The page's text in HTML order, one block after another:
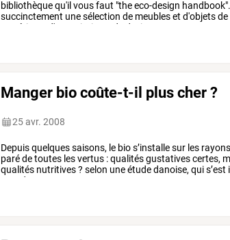
bibliothèquequ'il vousfaut "theeco-design
succinctement unesélection de meubleset d'objetsde
matériaux,
d'associations, de designers...
Manger bio coûte-t-il plus cher ?
25 avr. 2008
Depuisquelquessaisons, le bios’installesur les
parédetoutes lesvertus :qualitésgustativescertes,
qualités nutritives? selon uneétudedanoise,quis’est
de